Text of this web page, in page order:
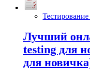
Лучший
testing для
для